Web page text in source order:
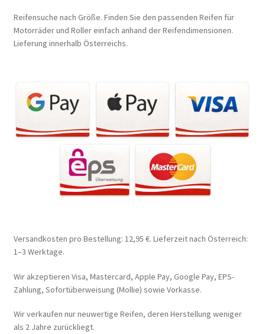
Reifensuche nach Größe. Finden Sie den passenden Reifen für
Motorräder und Roller einfach anhand der Reifendimensionen.
Lieferung innerhalb Österreichs.
Versandkosten pro Bestellung: 12,95 €. Lieferzeit nach Österreich:
1–3 Werktage.
Wir akzeptieren Visa, Mastercard, Apple Pay, Google Pay, EPS-
Zahlung, Sofortüberweisung (Mollie) sowie Vorkasse.
Wir verkaufen nur neuwertige Reifen, deren Herstellung weniger
als 2 Jahre zurückliegt.